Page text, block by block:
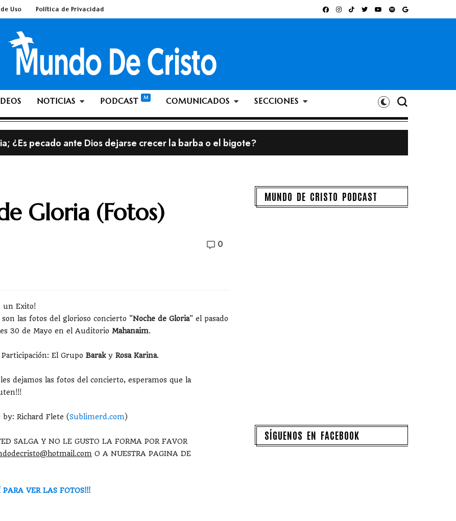
Uso Política de Privacidad
NOTICIAS PODCAST COMUNICADOS SECCIONES
¿Es pecado ante Dios dejarse crecer la barba o el bigote?
con el álbum «This is Not a Test»
Gloria (Fotos)
0
un Exito!
son las fotos del glorioso concierto "Noche de Gloria" el pasado
30 de Mayo en el Auditorio Mahanaim.
El Grupo Barak y Rosa Karina.
dejamos las fotos del concierto, esperamos que la
by: Richard Flete (Sublimerd.com)
SALGA Y NO LE GUSTO LA FORMA POR FAVOR
O A NUESTRA PAGINA DE
VER LAS FOTOS!!!
MUNDO DE CRISTO PODCAST
SÍGUENOS EN FACEBOOK